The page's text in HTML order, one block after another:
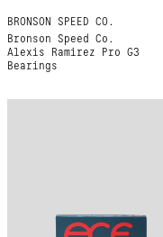
BRONSON SPEED CO.
Bronson Speed Co.
Alexis Ramirez Pro G3
Bearings
ONE SIZE